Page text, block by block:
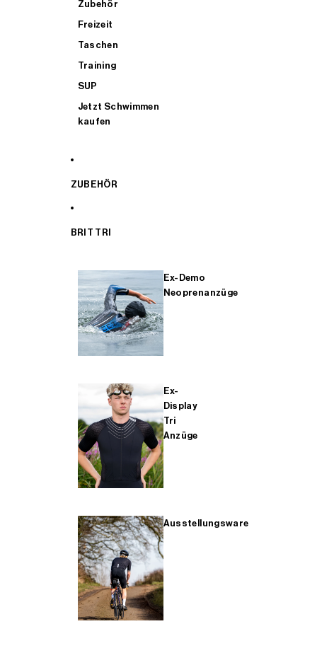
Zubehör
Freizeit
Taschen
Training
SUP
Jetzt Schwimmen
kaufen
ZUBEHÖR
BRIT TRI
Ex-Demo
Neoprenanzüge
Ex-
Display
Tri
Anzüge
Ausstellungsware